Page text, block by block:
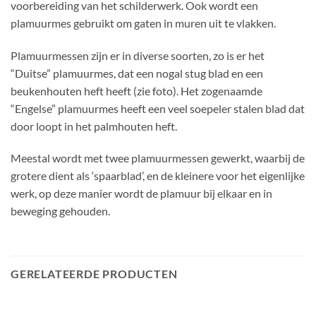
voorbereiding van het schilderwerk. Ook wordt een
plamuurmes gebruikt om gaten in muren uit te vlakken.
Plamuurmessen zijn er in diverse soorten, zo is er het
“Duitse” plamuurmes, dat een nogal stug blad en een
beukenhouten heft heeft (zie foto). Het zogenaamde
“Engelse” plamuurmes heeft een veel soepeler stalen blad dat
door loopt in het palmhouten heft.
Meestal wordt met twee plamuurmessen gewerkt, waarbij de
grotere dient als ‘spaarblad’, en de kleinere voor het eigenlijke
werk, op deze manier wordt de plamuur bij elkaar en in
beweging gehouden.
GERELATEERDE PRODUCTEN